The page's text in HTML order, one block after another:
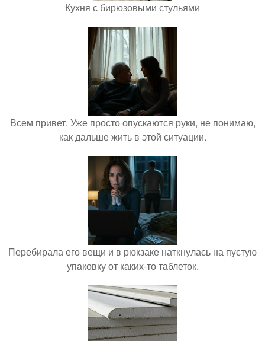
Кухня с бирюзовыми стульями
Всем привет. Уже просто опускаются руки, не понимаю,
как дальше жить в этой ситуации.
Перебирала его вещи и в рюкзаке наткнулась на пустую
упаковку от каких-то таблеток.